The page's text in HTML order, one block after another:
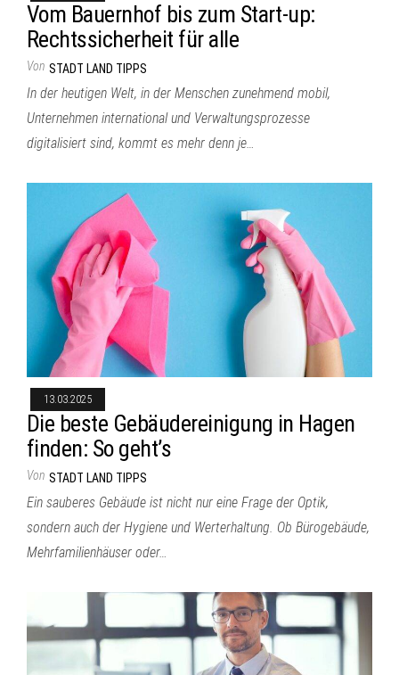
Vom Bauernhof bis zum Start-up:
Rechtssicherheit für alle
Von STADT LAND TIPPS
In der heutigen Welt, in der Menschen zunehmend mobil,
Unternehmen international und Verwaltungsprozesse
digitalisiert sind, kommt es mehr denn je…
13.03.2025
Die beste Gebäudereinigung in Hagen
finden: So geht’s
Von STADT LAND TIPPS
Ein sauberes Gebäude ist nicht nur eine Frage der Optik,
sondern auch der Hygiene und Werterhaltung. Ob Bürogebäude,
Mehrfamilienhäuser oder…